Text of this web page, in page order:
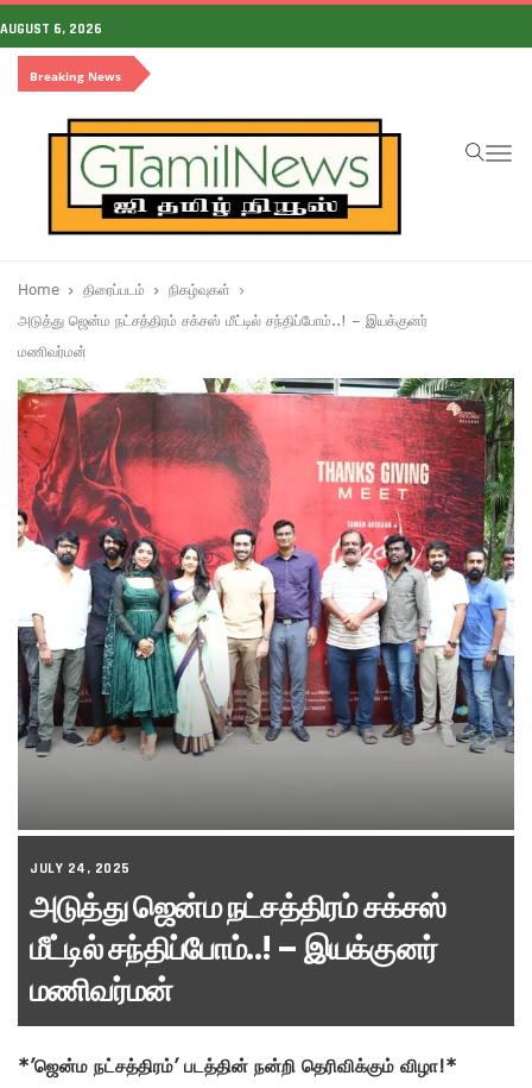
AUGUST 6, 2026
Breaking News
Home திரைப்படம்
நிகழ்வுகள்
அடுத்து ஜென்ம நட்சத்திரம் சக்சஸ் மீட்டில் சந்திப்போம்..! – இயக்குனர்
மணிவர்மன்
JULY 24, 2025
அடுத்து ஜென்ம நட்சத்திரம் சக்சஸ்
மீட்டில் சந்திப்போம்..! – இயக்குனர்
மணிவர்மன்
*’ஜென்ம நட்சத்திரம்’ படத்தின் நன்றி தெரிவிக்கும் விழா!*